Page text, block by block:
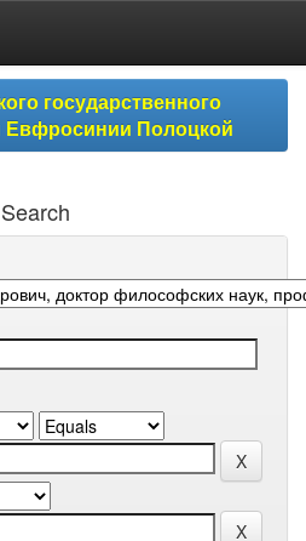
государственного
Евфросинии Полоцкой
Search